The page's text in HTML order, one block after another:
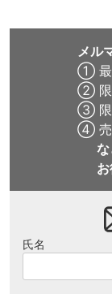
メル
① 最
② 限
③ 限
④ 売
氏名